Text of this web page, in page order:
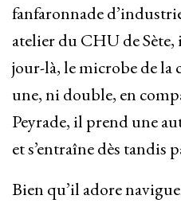
fanfaronnade
atelier du CHU de Sète,
jour-là, le microbe de
une, ni double, en
Peyrade, il prend une
et s’entraîne dès tandis
Bien qu’il adore